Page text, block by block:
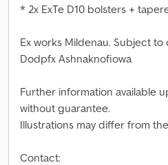
* 2x ExTe D10 bolsters +
Ex works Mildenau. Subject
Dodpfx Ashnaknofiowa
Further information available
without guarantee.
Illustrations may differ from
Contact: